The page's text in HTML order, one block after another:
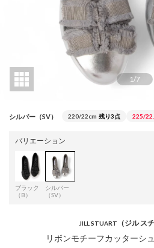
1/7
シルバー（SV） 220/22cm 残り3点 225/
バリエーション
ブラック
（B）
シルバー
（SV）
JILL STUART （ジル ス
リボンモチーフカッターシ